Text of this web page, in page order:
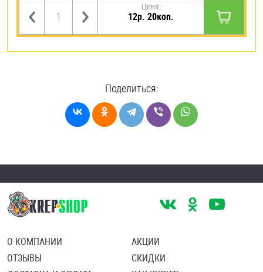
Цена:
12р. 20коп.
Поделиться:
О КОМПАНИИ
ОТЗЫВЫ
АКЦИИ
СКИДКИ